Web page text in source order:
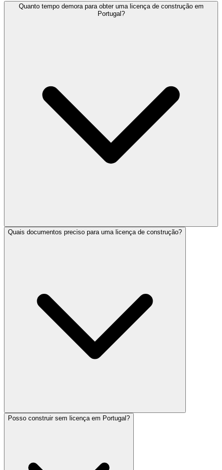
Quanto tempo demora para obter uma licença de construção em
Portugal?
Quais documentos preciso para uma licença de construção?
Posso construir sem licença em Portugal?